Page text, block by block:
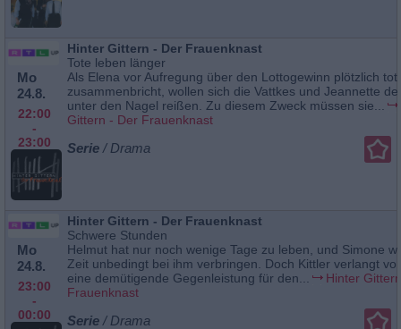
Mo
24.8.
22:00
-
23:00
Hinter Gittern - Der Frauenknast
Tote leben länger
Als Elena vor Aufregung über den Lottogewinn plötzlich tot
zusammenbricht, wollen sich die Vattkes und Jeannette
unter den Nagel reißen. Zu diesem Zweck müssen sie...
Gittern - Der Frauenknast
Serie / Drama
Mo
24.8.
23:00
-
00:00
Hinter Gittern - Der Frauenknast
Schwere Stunden
Helmut hat nur noch wenige Tage zu leben, und Simone
Zeit unbedingt bei ihm verbringen. Doch Kittler verlangt
eine demütigende Gegenleistung für den...
Hinter
Frauenknast
Serie / Drama